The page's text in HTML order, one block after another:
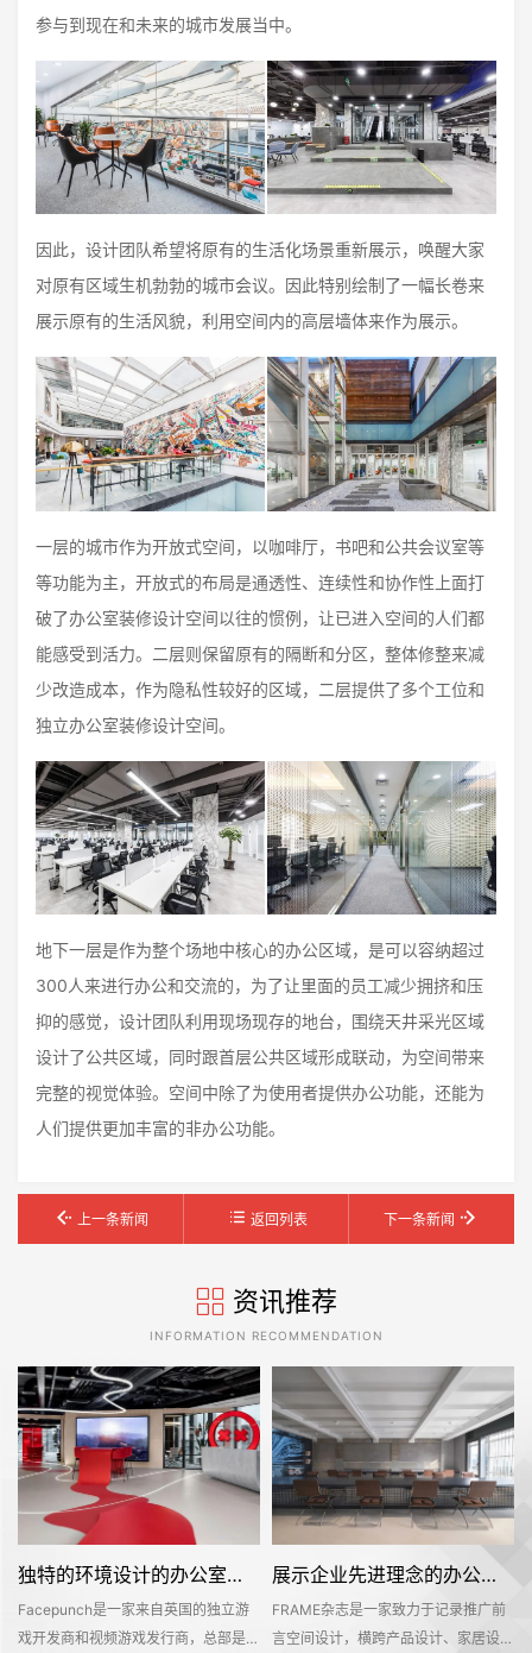
参与到现在和未来的城市发展当中。
因此，设计团队希望将原有的生活化场景重新展示，唤醒大家
对原有区域生机勃勃的城市会议。因此特别绘制了一幅长卷来
展示原有的生活风貌，利用空间内的高层墙体来作为展示。
一层的城市作为开放式空间，以咖啡厅，书吧和公共会议室等
等功能为主，开放式的布局是通透性、连续性和协作性上面打
破了办公室装修设计空间以往的惯例，让已进入空间的人们都
能感受到活力。二层则保留原有的隔断和分区，整体修整来减
少改造成本，作为隐私性较好的区域，二层提供了多个工位和
独立办公室装修设计空间。
地下一层是作为整个场地中核心的办公区域，是可以容纳超过
300人来进行办公和交流的，为了让里面的员工减少拥挤和压
抑的感觉，设计团队利用现场现存的地台，围绕天井采光区域
设计了公共区域，同时跟首层公共区域形成联动，为空间带来
完整的视觉体验。空间中除了为使用者提供办公功能，还能为
人们提供更加丰富的非办公功能。
上一条新闻 返回列表 下一条新闻
资讯推荐
INFORMATION RECOMMENDATION
独特的环境设计的办公室装修空间是怎样打造的——Facepunch
Facepunch是一家来自英国的独立游
戏开发商和视频游戏发行商，总部是位
展示企业先进理念的办公室装修设计空间是怎样的——FRAME
FRAME杂志是一家致力于记录推广前
言空间设计，横跨产品设计、家居设